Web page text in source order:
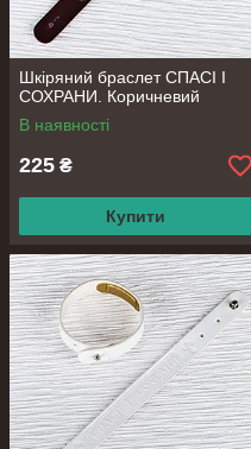
Шкіряний браслет СПАСІ І
СОХРАНИ. Коричневий
В наявності
225 ₴
Купити